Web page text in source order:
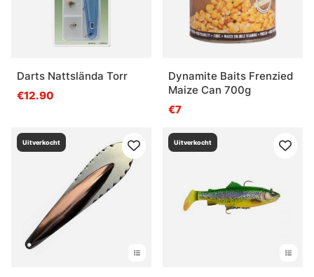
Darts Nattslända Torr
€12.90
Dynamite Baits Frenzied
Maize Can 700g
€7
Uitverkocht Uitverkocht